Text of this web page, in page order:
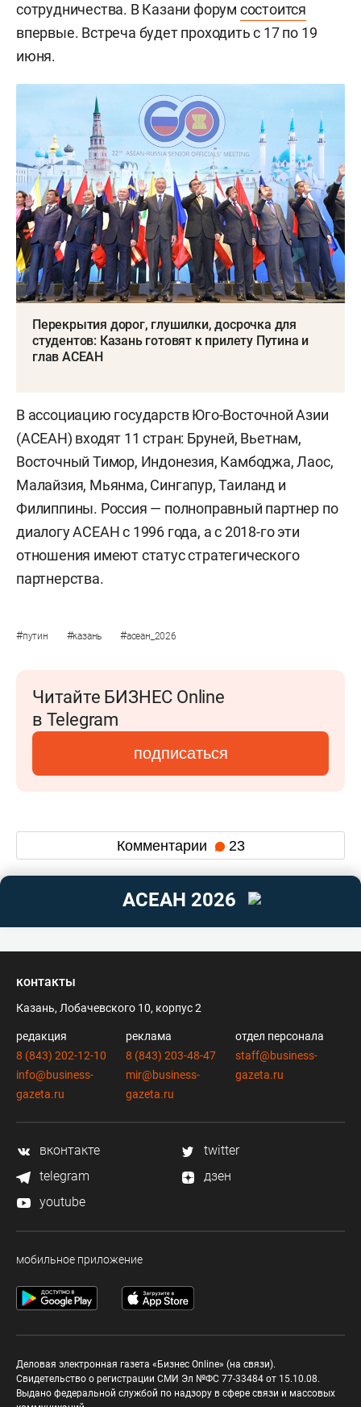
сотрудничества. В Казани форум состоится
впервые. Встреча будет проходить с 17 по 19
июня.
Перекрытия дорог, глушилки, досрочка для
студентов: Казань готовят к прилету Путина и
глав АСЕАН
В ассоциацию государств Юго-Восточной Азии
(АСЕАН) входят 11 стран: Бруней, Вьетнам,
Восточный Тимор, Индонезия, Камбоджа, Лаос,
Малайзия, Мьянма, Сингапур, Таиланд и
Филиппины. Россия — полноправный партнер по
диалогу АСЕАН с 1996 года, а с 2018-го эти
отношения имеют статус стратегического
партнерства.
#путин #казань #асеан_2026
Читайте БИЗНЕС Online
в Telegram
подписаться
Комментарии 23
АСЕАН 2026
контакты
Казань, Лобачевского 10, корпус 2
редакция
8 (843) 202-12-10
info@business-
gazeta.ru
реклама
8 (843) 203-48-47
mir@business-
gazeta.ru
отдел персонала
staff@business-
gazeta.ru
вконтакте
twitter
telegram
дзен
youtube
мобильное приложение
Деловая электронная газета «Бизнес Online» (на связи).
Свидетельство о регистрации СМИ Эл №ФС 77-33484 от 15.10.08.
Выдано федеральной службой по надзору в сфере связи и массовых